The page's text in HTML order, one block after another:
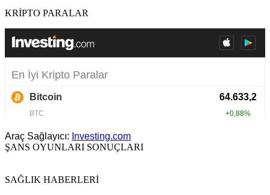
KRİPTO PARALAR
Araç Sağlayıcı: Investing.com
ŞANS OYUNLARI SONUÇLARI
SAĞLIK HABERLERİ